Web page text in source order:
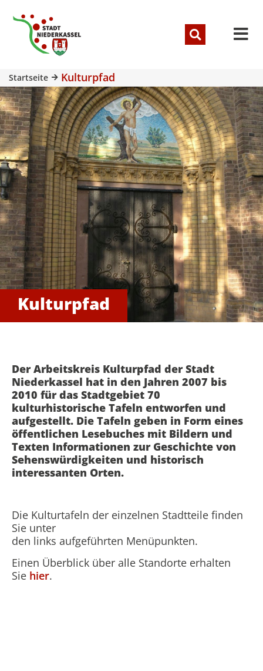
Startseite Kulturpfad
Kulturpfad
Der Arbeitskreis Kulturpfad der Stadt
Niederkassel hat in den Jahren 2007 bis
2010 für das Stadtgebiet 70
kulturhistorische Tafeln entworfen und
aufgestellt. Die Tafeln geben in Form eines
öffentlichen Lesebuches mit Bildern und
Texten Informationen zur Geschichte von
Sehenswürdigkeiten und historisch
interessanten Orten.
Die Kulturtafeln der einzelnen Stadtteile finden
Sie unter
den links aufgeführten Menüpunkten.
Einen Überblick über alle Standorte erhalten
Sie hier.